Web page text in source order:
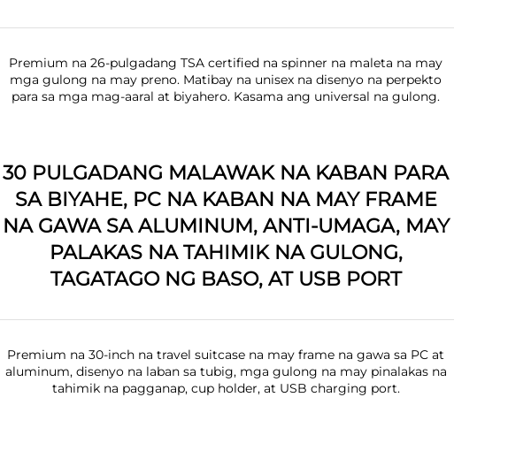
Premium na 26-pulgadang TSA certified na spinner na maleta na may
mga gulong na may preno. Matibay na unisex na disenyo na perpekto
para sa mga mag-aaral at biyahero. Kasama ang universal na gulong.
30 PULGADANG MALAWAK NA KABAN PARA
SA BIYAHE, PC NA KABAN NA MAY FRAME
NA GAWA SA ALUMINUM, ANTI-UMAGA, MAY
PALAKAS NA TAHIMIK NA GULONG,
TAGATAGO NG BASO, AT USB PORT
Premium na 30-inch na travel suitcase na may frame na gawa sa PC at
aluminum, disenyo na laban sa tubig, mga gulong na may pinalakas na
tahimik na pagganap, cup holder, at USB charging port.